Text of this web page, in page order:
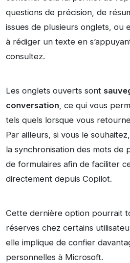
questions de précision, de
issues de plusieurs onglets, ou
à rédiger un texte en
consultez.
Les onglets ouverts sont
conversation, ce qui vous
tels quels lorsque vous
Par ailleurs, si vous le
la synchronisation des mots de
de formulaires afin de faciliter
directement depuis Copilot.
Cette dernière option pourrait
réserves chez certains
elle implique de confier
personnelles à Microsoft.